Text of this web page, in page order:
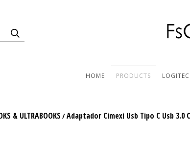
HOME PRODUCTS
& ULTRABOOKS /Adaptador Cimexi Usb Tipo C Usb